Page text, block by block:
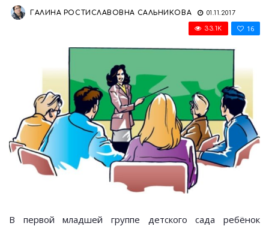
ГАЛИНА РОСТИСЛАВОВНА САЛЬНИКОВА 01.11.2017
16
33.1K
В первой младшей группе детского сада ребёнок